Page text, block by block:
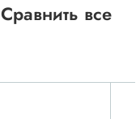
Сравнить все